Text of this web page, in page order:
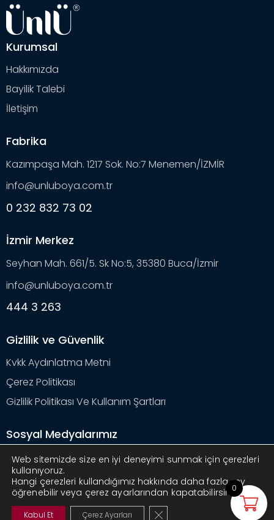
Kurumsal
Hakkımızda
Bayilik Talebi
İletişim
Fabrika
Kazımpaşa Mah. 1217 Sok. No:7 Menemen/İZMİR
info@unluboya.com.tr
0 232 832 73 02
İzmir Merkez
Seyhan Mah. 661/5. Sk No:5, 35380 Buca/İzmir
info@unluboya.com.tr
444 3 263
Gizlilik ve Güvenlik
Kvkk Aydınlatma Metni
Çerez Politikası
Gizlilik Politikası Ve Kullanım Şartları
Sosyal Medyalarımız
Ünlüboya© 2025. Tüm hakları saklıdır. Design by
Web sitemizde size en iyi deneyimi sunmak için çerezleri
kullanıyoruz.
Hangi çerezleri kullandığımız hakkında daha fazla şey
öğrenebilir veya çerez ayarlarından kapatabilirsiniz.
Kabul Et Çerez Ayarları GDPR çerez şeridini kapat
0